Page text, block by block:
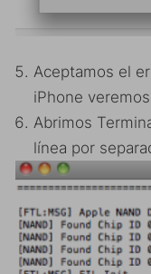
Aceptamos el
iPhone
Abrimos
línea por